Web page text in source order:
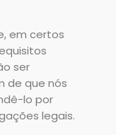
em certos
ser
de que nós
lo por
legais.